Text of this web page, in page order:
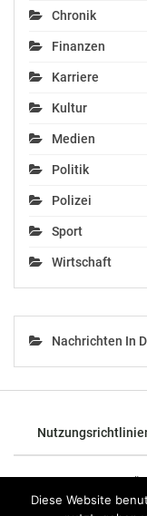
Chronik
Finanzen
Karriere
Kultur
Medien
Politik
Polizei
Sport
Wirtschaft
Nachrichten In
© 2026 - TOP News
Diese Website